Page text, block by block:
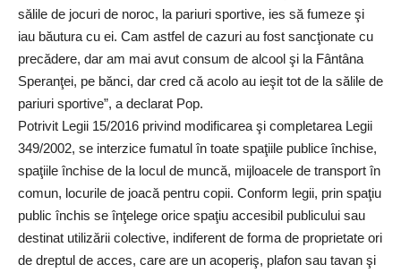
sălile de jocuri de noroc, la pariuri sportive, ies să fumeze şi
iau băutura cu ei. Cam astfel de cazuri au fost sancţionate cu
precădere, dar am mai avut consum de alcool şi la Fântâna
Speranţei, pe bănci, dar cred că acolo au ieşit tot de la sălile de
pariuri sportive”, a declarat Pop.
Potrivit Legii 15/2016 privind modificarea şi completarea Legii
349/2002, se interzice fumatul în toate spaţiile publice închise,
spaţiile închise de la locul de muncă, mijloacele de transport în
comun, locurile de joacă pentru copii. Conform legii, prin spaţiu
public închis se înţelege orice spaţiu accesibil publicului sau
destinat utilizării colective, indiferent de forma de proprietate ori
de dreptul de acces, care are un acoperiş, plafon sau tavan şi